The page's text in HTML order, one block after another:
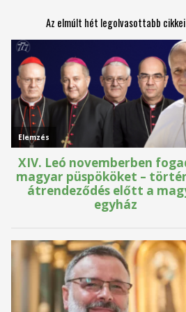
Az elmúlt hét legolvasottabb cikkei